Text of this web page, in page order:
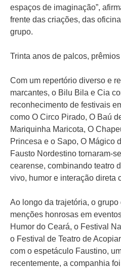
espaços de imaginação”,
frente das criações, das
grupo.
Trinta anos de palcos,
Com um repertório diverso e
marcantes, o Bilu Bila e Cia
reconhecimento de festivais
como O Circo Pirado, O Baú
Mariquinha Maricota, O
Princesa e o Sapo, O Mágico
Fausto Nordestino tornaram-
cearense, combinando teatro
vivo, humor e interação direta
Ao longo da trajetória, o
menções honrosas em
Humor do Ceará, o Festival
o Festival de Teatro de
com o espetáculo Faustino,
recentemente, a companhia